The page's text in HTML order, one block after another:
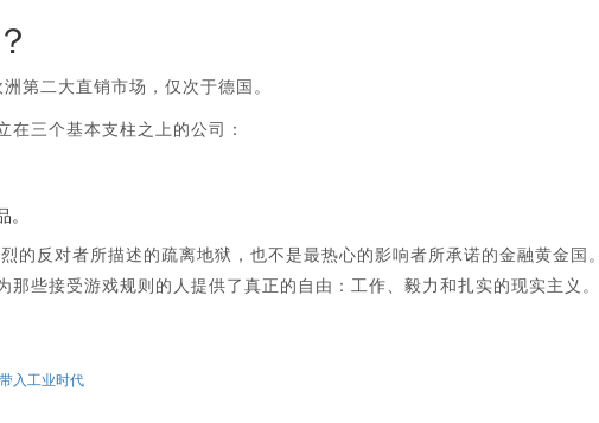
第二大直销市场，仅次于德国。
三个基本支柱之上的公司：
的反对者所描述的疏离地狱，也不是最热心的影响者所承诺的金融黄金国。
些接受游戏规则的人提供了真正的自由：工作、毅力和扎实的现实主义。
入工业时代